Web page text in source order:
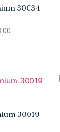
30034
30019